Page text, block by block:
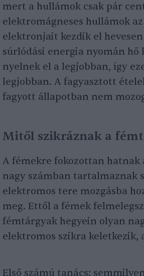
mert a hullámok csak pár
elektromágneses hullámok
elektronjait kezdik el
súrlódási energia nyomán
nyelnek el a legjobban, így
legjobban. A fagyasztott
fagyott állapotban nem
Mitől szikráznak a
A fémekre fokozottan hatnak
nagy számban tartalmaznak
elektromos tere mozgásba
meg. Ettől a fémek
fémtárgyak hegyein olyan
elektromos szikra keletkezik,
Első számú tanács: